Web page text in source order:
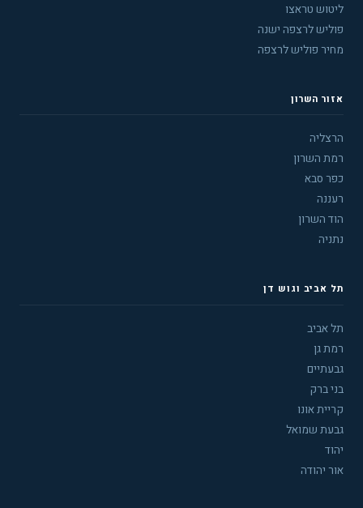
ליטוש טראצו
פוליש לרצפה ישנה
מחיר פוליש לרצפה
אזור השרון
הרצליה
רמת השרון
כפר סבא
רעננה
הוד השרון
נתניה
תל אביב וגוש דן
תל אביב
רמת גן
גבעתיים
בני ברק
קריית אונו
גבעת שמואל
יהוד
אור יהודה